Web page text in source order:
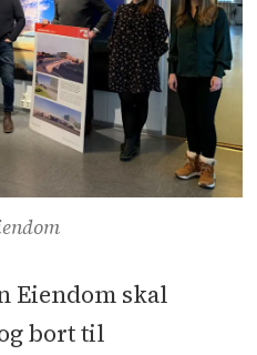
Eiendom skal
bort til